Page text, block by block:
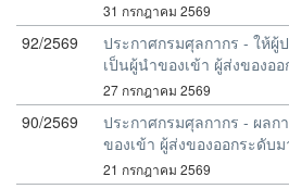
31 กรกฎาคม 2569
92/2569
ประกาศกรมศุลกากร - ให้ผู้
เป็นผู้นำของเข้า ผู้ส่งของอ
27 กรกฎาคม 2569
90/2569
ประกาศกรมศุลกากร - ผล
ของเข้า ผู้ส่งของออกระดับ
21 กรกฎาคม 2569